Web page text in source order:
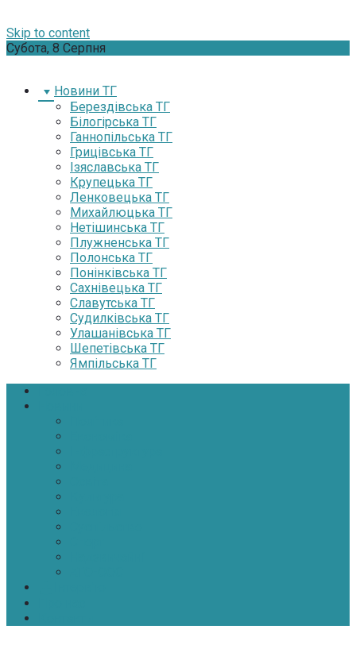
Skip to content
Субота, 8 Серпня
Новини ТГ
Берездівська ТГ
Білогірська ТГ
Ганнопільська ТГ
Грицівська ТГ
Ізяславська ТГ
Крупецька ТГ
Ленковецька ТГ
Михайлюцька ТГ
Нетішинська ТГ
Плужненська ТГ
Полонська ТГ
Понінківська ТГ
Сахнівецька ТГ
Славутська ТГ
Судилківська ТГ
Улашанівська ТГ
Шепетівська ТГ
Ямпільська ТГ